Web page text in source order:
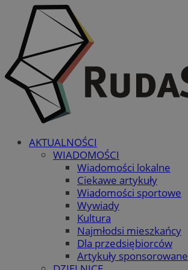
AKTUALNOŚCI
WIADOMOŚCI
Wiadomości lokalne
Ciekawe artykuły
Wiadomości sportowe
Wywiady
Kultura
Najmłodsi mieszkańcy
Dla przedsiębiorców
Artykuły sponsorowane